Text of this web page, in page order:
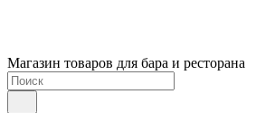
Магазин товаров для бара и ресторана